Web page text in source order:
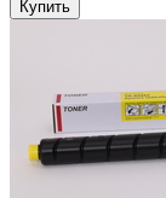
Купить